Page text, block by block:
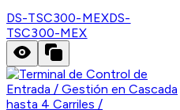
DS-TSC300-MEXDS-
TSC300-MEX